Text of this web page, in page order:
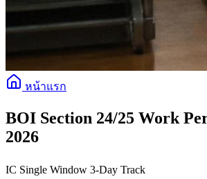
หน้าแรก
BOI Section 24/25 Work
2026
IC Single Window 3-Day Track